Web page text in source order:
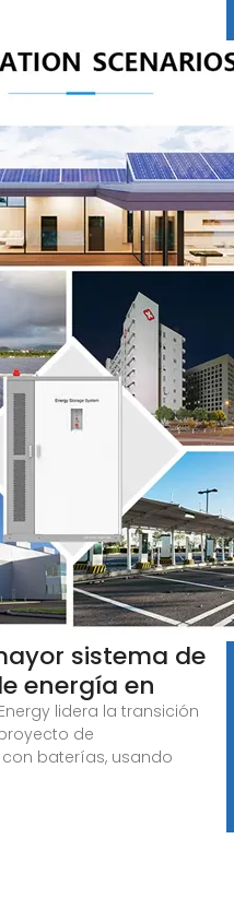
sistema de
energía en
lidera la transición
de
baterías, usando